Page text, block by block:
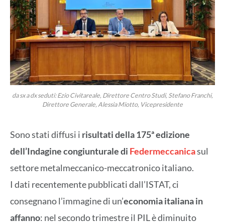
da sx a dx seduti: Ezio Civitareale, Direttore Centro Studi, Stefano Franchi,
Direttore Generale, Alessia Miotto, Vicepresidente
Sono stati diffusi i risultati della 175ª edizione
dell’Indagine congiunturale di Federmeccanicasul
settore metalmeccanico-meccatronico italiano.
I dati recentemente pubblicati dall’ISTAT, ci
consegnano l’immagine di un’economia italiana in
affanno: nel secondo trimestre il PIL è diminuito